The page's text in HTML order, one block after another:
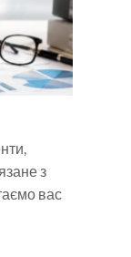
з
вас